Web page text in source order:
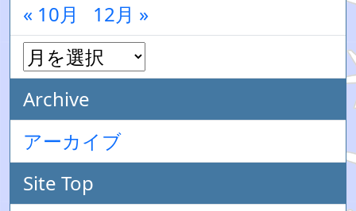
« 10月 12月 »
Archive
アーカイブ
Site Top